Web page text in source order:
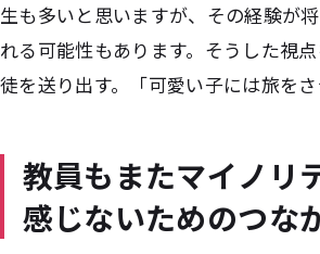
生も多いと思いますが、その経験が
れる可能性もあります。そうした視
徒を送り出す。「可愛い子には旅をさ
教員もまたマイノリ
感じないためのつな